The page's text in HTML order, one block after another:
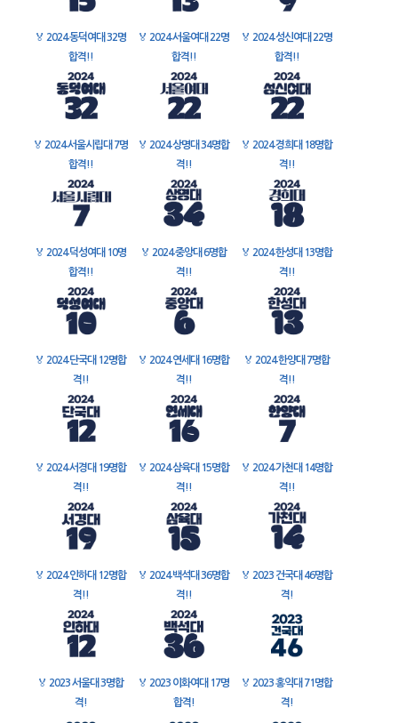
🏅 2024 동덕여대 32명
합격!!
🏅 2024 서울여대 22명
합격!!
🏅 2024 성신여대 22명
합격!!
🏅 2024 서울시립대 7명
합격!!
🏅 2024 상명대 34명합
격!!
🏅 2024 경희대 18명합
격!!
🏅 2024 덕성여대 10명
합격!!
🏅 2024 중앙대 6명합
격!!
🏅 2024 한성대 13명합
격!!
🏅 2024 단국대 12명합
격!!
🏅 2024 연세대 16명합
격!!
🏅 2024 한양대 7명합
격!!
🏅 2024 서경대 19명합
격!!
🏅 2024 삼육대 15명합
격!!
🏅 2024 가천대 14명합
격!!
🏅 2024 인하대 12명합
격!!
🏅 2024 백석대 36명합
격!!
🏅 2023 건국대 46명합
격!
🏅 2023 서울대 3명합
격!
🏅 2023 이화여대 17명
합격!
🏅 2023 홍익대 71명합
격!